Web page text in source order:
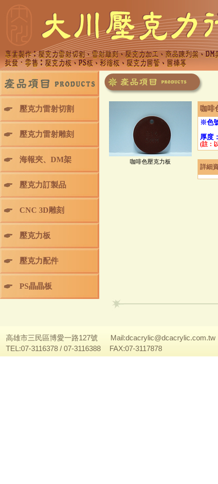
壓克力雷射切割
壓克力雷射雕刻
海報夾、DM架
壓克力訂製品
CNC 3D雕刻
壓克力板
壓克力配件
PS晶晶板
咖啡色壓克力板
咖啡
※色
厚度
(註：
詳細
高雄市三民區博愛一路127號 Mail:dcacrylic@dcacrylic.com.tw
TEL:07-3116378 / 07-3116388
FAX:07-3117878